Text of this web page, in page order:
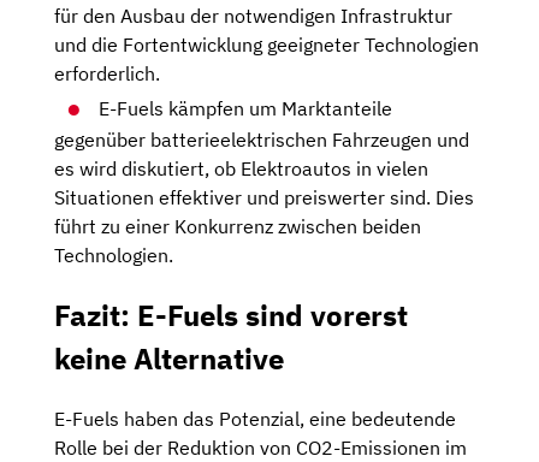
für den Ausbau der notwendigen Infrastruktur
und die Fortentwicklung geeigneter Technologien
erforderlich.
E-Fuels kämpfen um Marktanteile
gegenüber batterieelektrischen Fahrzeugen und
es wird diskutiert, ob Elektroautos in vielen
Situationen effektiver und preiswerter sind. Dies
führt zu einer Konkurrenz zwischen beiden
Technologien.
Fazit: E-Fuels sind vorerst
keine Alternative
E-Fuels haben das Potenzial, eine bedeutende
Rolle bei der Reduktion von CO2-Emissionen im